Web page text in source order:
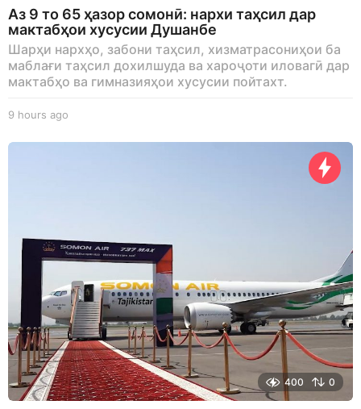
Аз 9 то 65 ҳазор сомонӣ: нархи таҳсил дар
мактабҳои хусусии Душанбе
Шарҳи нархҳо, забони таҳсил, хизматрасониҳои ба
маблағи таҳсил дохилшуда ва хароҷоти иловагӣ дар
мактабҳо ва гимназияҳои хусусии пойтахт.
9 hours ago
o
400 0